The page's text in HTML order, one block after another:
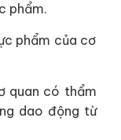
phẩm.
phẩm của cơ
quan có thẩm
dao động từ